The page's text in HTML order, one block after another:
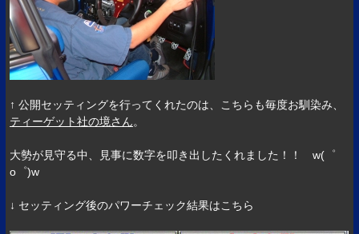
↑ 公開セッティングを行ってくれたのは、こちらも毎度お馴染み、
ティーゲット社の境さん。
大勢が見守る中、見事に数字を叩き出したくれました！！ w(゜
o゜)w
↓ セッティング後のパワーチェック結果はこちら